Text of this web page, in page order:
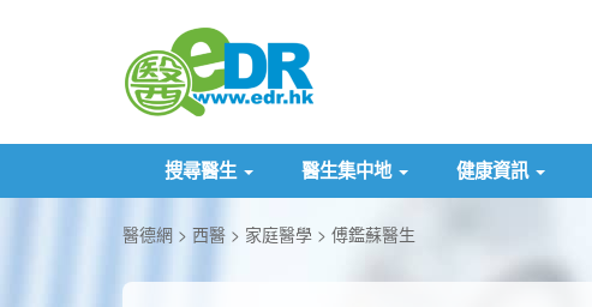
搜尋醫生 醫生集中地 健康資訊
醫德網 西醫 家庭醫學 傅鑑蘇醫生